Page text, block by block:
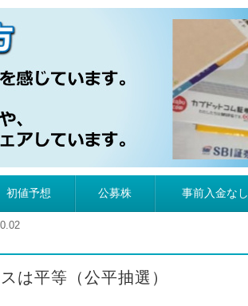
初値予想 公募株 事前入金なし
は平等（公平抽選）